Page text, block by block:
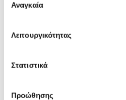
συγκατάθεσης
Αναγκαία
Λειτουργικότητας
Στατιστικά
Προώθησης